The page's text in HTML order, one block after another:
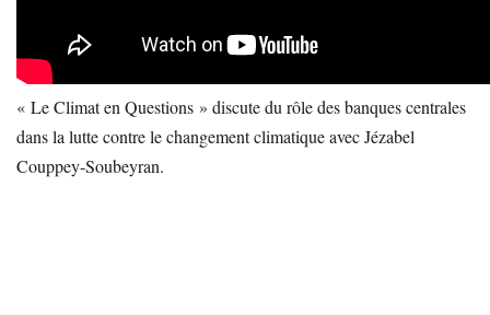
« Le Climat en Questions » discute du rôle des banques centrales
dans la lutte contre le changement climatique avec Jézabel
Couppey-Soubeyran.